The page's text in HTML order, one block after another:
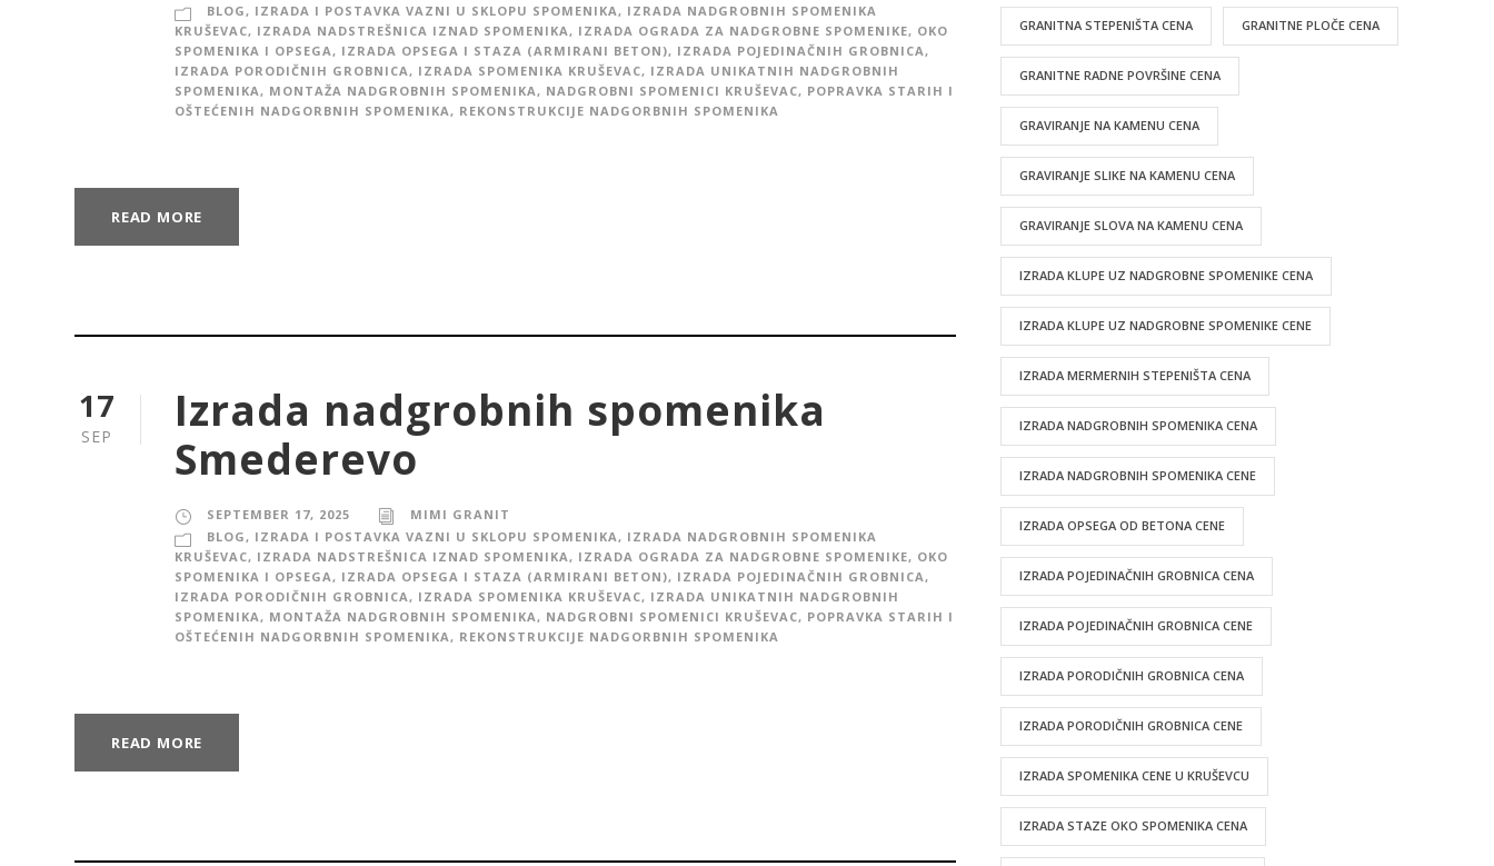
BLOG , IZRADA I POSTAVKA VAZNI U SKLOPU SPOMENIKA , IZRADA NADGROBNIH SPOMENIKA
KRUŠEVAC, IZRADA NADSTREŠNICA IZNAD SPOMENIKA , IZRADA OGRADA ZA NADGROBNE SPOMENIKE, OKO
SPOMENIKA I OPSEGA , IZRADA OPSEGA I STAZA (ARMIRANI BETON), IZRADA POJEDINAČNIH GROBNICA ,
IZRADA PORODIČNIH GROBNICA , IZRADA SPOMENIKA KRUŠEVAC, IZRADA UNIKATNIH NADGROBNIH
SPOMENIKA , MONTAŽA NADGROBNIH SPOMENIKA , NADGROBNI SPOMENICI KRUŠEVAC, POPRAVKA STARIH I
OŠTEĆENIH NADGORBNIH SPOMENIKA , REKONSTRUKCIJE NADGORBNIH SPOMENIKA
READ MORE
17
SEP
Izrada nadgrobnih spomenika
Smederevo
SEPTEMBER 17, 2025
MIMI GRANIT
BLOG , IZRADA I POSTAVKA VAZNI U SKLOPU SPOMENIKA , IZRADA NADGROBNIH SPOMENIKA
KRUŠEVAC, IZRADA NADSTREŠNICA IZNAD SPOMENIKA , IZRADA OGRADA ZA NADGROBNE SPOMENIKE, OKO
SPOMENIKA I OPSEGA , IZRADA OPSEGA I STAZA (ARMIRANI BETON), IZRADA POJEDINAČNIH GROBNICA ,
IZRADA PORODIČNIH GROBNICA , IZRADA SPOMENIKA KRUŠEVAC, IZRADA UNIKATNIH NADGROBNIH
SPOMENIKA , MONTAŽA NADGROBNIH SPOMENIKA , NADGROBNI SPOMENICI KRUŠEVAC, POPRAVKA STARIH I
OŠTEĆENIH NADGORBNIH SPOMENIKA , REKONSTRUKCIJE NADGORBNIH SPOMENIKA
READ MORE
GRANITNA STEPENIŠTA CENA GRANITNE PLOČE CENA
GRANITNE RADNE POVRŠINE CENA
GRAVIRANJE NA KAMENU CENA
GRAVIRANJE SLIKE NA KAMENU CENA
GRAVIRANJE SLOVA NA KAMENU CENA
IZRADA KLUPE UZ NADGROBNE SPOMENIKE CENA
IZRADA KLUPE UZ NADGROBNE SPOMENIKE CENE
IZRADA MERMERNIH STEPENIŠTA CENA
IZRADA NADGROBNIH SPOMENIKA CENA
IZRADA NADGROBNIH SPOMENIKA CENE
IZRADA OPSEGA OD BETONA CENE
IZRADA POJEDINAČNIH GROBNICA CENA
IZRADA POJEDINAČNIH GROBNICA CENE
IZRADA PORODIČNIH GROBNICA CENA
IZRADA PORODIČNIH GROBNICA CENE
IZRADA SPOMENIKA CENE U KRUŠEVCU
IZRADA STAZE OKO SPOMENIKA CENA